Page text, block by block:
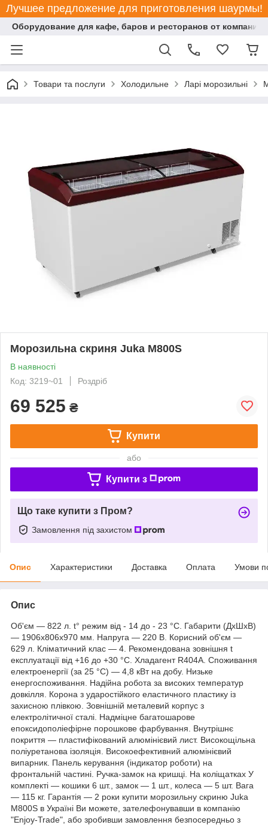
Лучшее предложение для приготовления шаурмы!
Оборудование для кафе, баров и ресторанов от компании
Товари та послуги Холодильне Ларі морозильні
Морозильна скриня Juka M800S
В наявності
Код: 3219~01
Роздріб
69 525 ₴
Купити
або
Купити з
Що таке купити з Пром?
Замовлення під захистом
Опис Характеристики Доставка Оплата Умови
Опис
Об'єм — 822 л. t° режим від - 14 до - 23 °C. Габарити (ДхШхВ)
— 1906x806x970 мм. Напруга — 220 В. Корисний об'єм —
629 л. Кліматичний клас — 4. Рекомендована зовнішня t
експлуатації від +16 до +30 °C. Хладагент R404A. Споживання
електроенергії (за 25 °C) — 4,8 кВт на добу. Низьке
енергоспоживання. Надійна робота за високих температур
довкілля. Корона з ударостійкого еластичного пластику із
захисною плівкою. Зовнішній металевий корпус з
електролітичної сталі. Надміцне багатошарове
епоксидополіефірне порошкове фарбування. Внутрішнє
покриття — пластифікований алюмінієвий лист. Високощільна
поліуретанова ізоляція. Високоефективний алюмінієвий
випарник. Панель керування (індикатор роботи) на
фронтальній частині. Ручка-замок на кришці. На коліщатках У
комплекті — кошики 6 шт., замок — 1 шт., колеса — 5 шт. Вага
— 115 кг. Гарантія — 2 роки купити морозильну скриню Juka
M800S в Україні Ви можете, зателефонувавши в компанію
"Enjoy-Trade", або зробивши замовлення безпосередньо з